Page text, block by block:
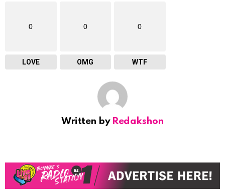
0
LOVE
0
OMG
0
WTF
Written by Redakshon